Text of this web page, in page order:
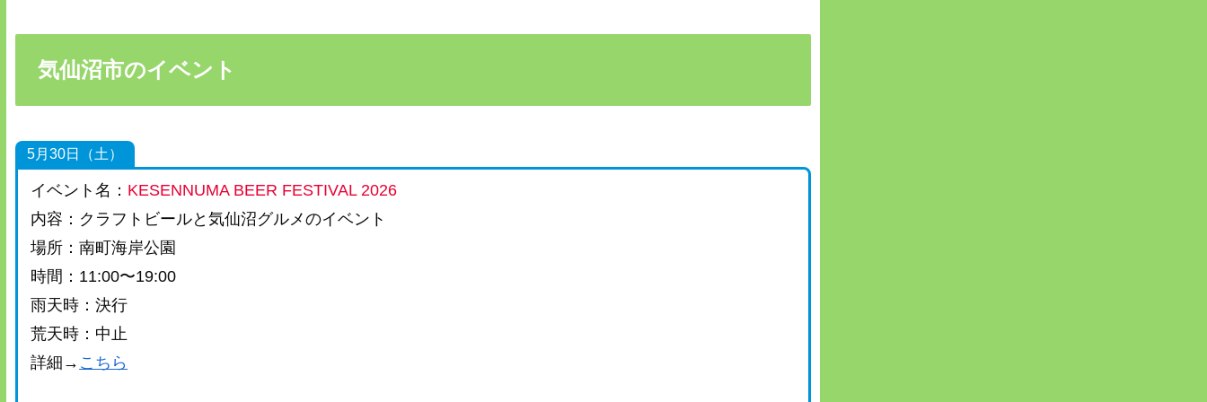
気仙沼市のイベント
5月30日（土）
イベント名： KESENNUMA BEER FESTIVAL 2026
内容：クラフトビールと気仙沼グルメのイベント
場所：南町海岸公園
時間：11:00〜19:00
雨天時：決行
荒天時：中止
詳細→ こちら